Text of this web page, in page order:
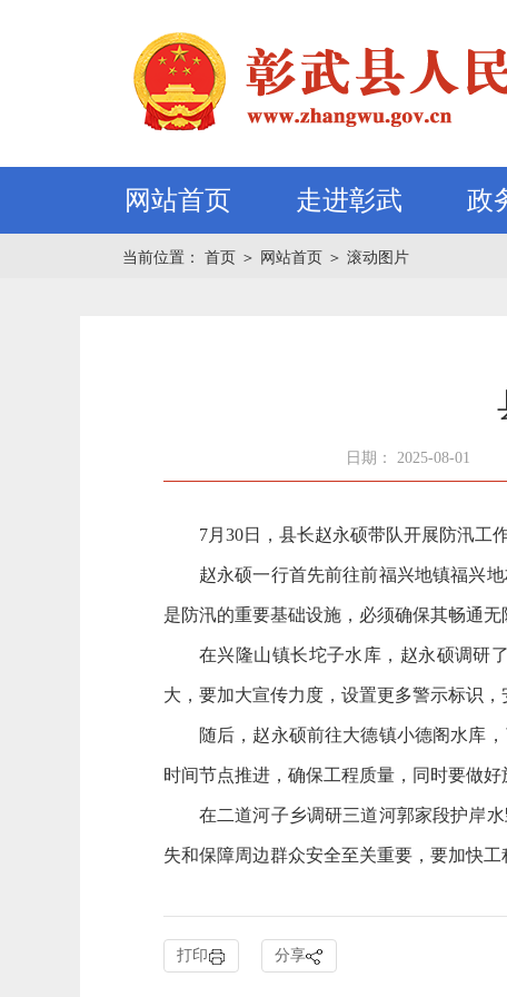
网站首页 走进彰武 政
当前位置： 首页 ＞ 网站首页 ＞ 滚动图片
日期： 2025-08-01
7月30日，县长赵永硕带队开展防汛工
赵永硕一行首先前往前福兴地镇福兴
是防汛的重要基础设施，必须确保其畅通
在兴隆山镇长坨子水库，赵永硕调研
大，要加大宣传力度，设置更多警示标识
随后，赵永硕前往大德镇小德阁水库
时间节点推进，确保工程质量，同时要做
在二道河子乡调研三道河郭家段护岸
失和保障周边群众安全至关重要，要加快
打印 分享